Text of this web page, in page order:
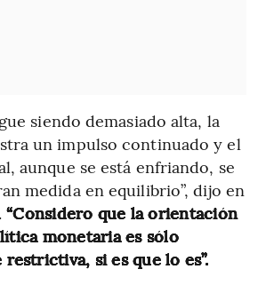
siendo demasiado alta, la
un impulso continuado y el
aunque se está enfriando, se
medida en equilibrio”, dijo en
“Considero que la orientación
monetaria es sólo
si es que lo es”.